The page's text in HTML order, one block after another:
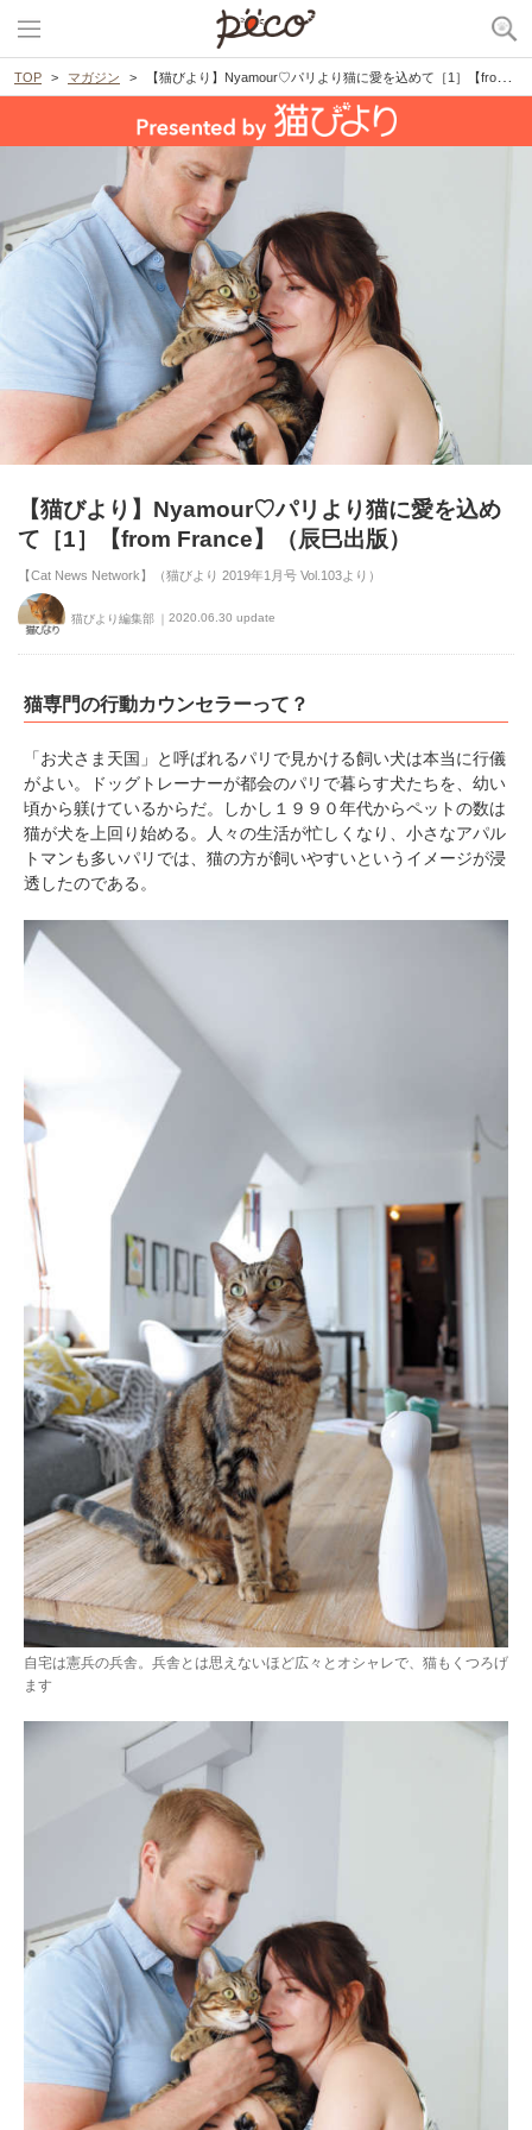
TOP マガジン 【猫びより】Nyamour♡パリより猫に愛を込めて［1］【from France】（辰巳出版）
【猫びより】Nyamour♡パリより猫に愛を込め
て［1］【from France】（辰巳出版）
【Cat News Network】（猫びより 2019年1月号 Vol.103より）
猫びより編集部 2020.06.30 update
猫専門の行動カウンセラーって？
「お犬さま天国」と呼ばれるパリで見かける飼い犬は本当に行儀
がよい。ドッグトレーナーが都会のパリで暮らす犬たちを、幼い
頃から躾けているからだ。しかし１９９０年代からペットの数は
猫が犬を上回り始める。人々の生活が忙しくなり、小さなアパル
トマンも多いパリでは、猫の方が飼いやすいというイメージが浸
透したのである。
自宅は憲兵の兵舎。兵舎とは思えないほど広々とオシャレで、猫もくつろげ
ます